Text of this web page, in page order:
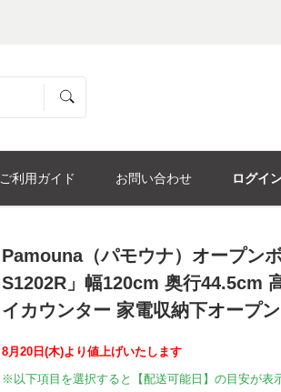
ご利用ガイド お問い合わせ ログイ
Pamouna（パモウナ）オープン
S1202R」幅120cm 奥行44.5cm
イカウンター 家電収納下オープ
8月20日(木)より値上げいたします
※以下項目を選択すると【配送可能日】の目安が表